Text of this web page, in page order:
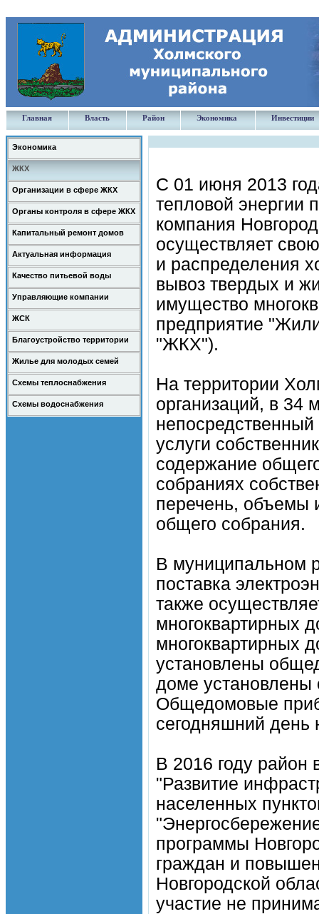
Главная Власть Район Экономика Инвестиции
Экономика
ЖКХ
Организации в сфере ЖКХ
Органы контроля в сфере ЖКХ
Капитальный ремонт домов
Актуальная информация
Качество питьевой воды
Управляющие компании
ЖСК
Благоустройство территории
Жилье для молодых семей
Схемы теплоснабжения
Схемы водоснабжения
С 01 июня 2013
тепловой энергии
компания
осуществляет
и распределения
вывоз твердых и
имущество
предприятие
"ЖКХ").
На территории
организаций, в 34
услуги
содержание
собраниях
перечень, объемы
общего собрания.
В муниципальном
поставка
также
многоквартирных
многоквартирных
установлены
доме установлены
Общедомовые
сегодняшний день
В 2016 году район
"Развитие
населенных
программы
граждан и
Новгородской
участие не